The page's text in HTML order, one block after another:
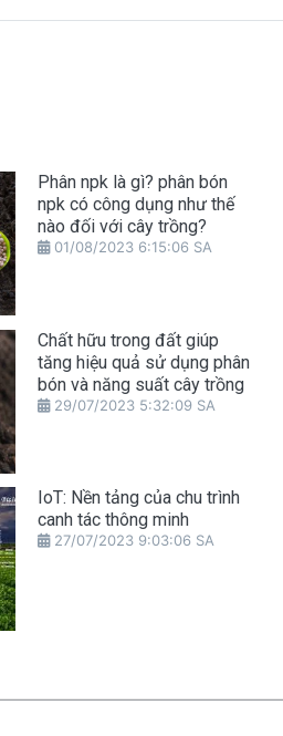
Phân npk là gì? phân bón
npk có công dụng như thế
nào đối với cây trồng?
01/08/2023 6:15:06 SA
Chất hữu trong đất giúp
tăng hiệu quả sử dụng phân
bón và năng suất cây trồng
29/07/2023 5:32:09 SA
IoT: Nền tảng của chu trình
canh tác thông minh
27/07/2023 9:03:06 SA